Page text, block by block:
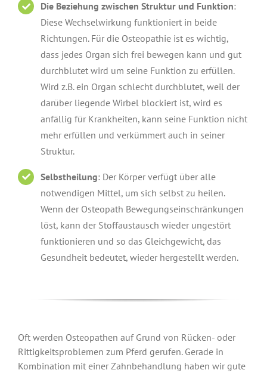
Die Beziehung zwischen Struktur und Funktion:
Diese Wechselwirkung funktioniert in beide
Richtungen. Für die Osteopathie ist es wichtig,
dass jedes Organ sich frei bewegen kann und gut
durchblutet wird um seine Funktion zu erfüllen.
Wird z.B. ein Organ schlecht durchblutet, weil der
darüber liegende Wirbel blockiert ist, wird es
anfällig für Krankheiten, kann seine Funktion nicht
mehr erfüllen und verkümmert auch in seiner
Struktur.
Selbstheilung: Der Körper verfügt über alle
notwendigen Mittel, um sich selbst zu heilen.
Wenn der Osteopath Bewegungseinschränkungen
löst, kann der Stoffaustausch wieder ungestört
funktionieren und so das Gleichgewicht, das
Gesundheit bedeutet, wieder hergestellt werden.
Oft werden Osteopathen auf Grund von Rücken- oder
Rittigkeitsproblemen zum Pferd gerufen. Gerade in
Kombination mit einer Zahnbehandlung haben wir gute